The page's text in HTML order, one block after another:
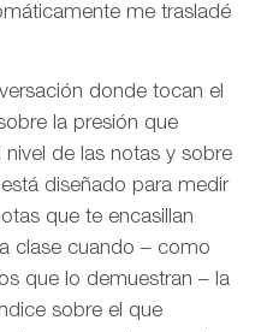
me trasladé
donde tocan el
la presión que
de las notas y sobre
diseñado para medir
que te encasillan
clase cuando – como
que lo demuestran – la
sobre el que